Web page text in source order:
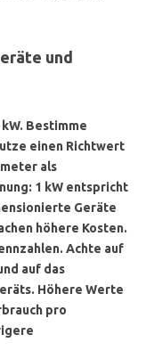
und
. Bestimme
einen Richtwert
als
1 kW entspricht
Geräte
höhere Kosten.
. Achte auf
auf das
Höhere Werte
pro